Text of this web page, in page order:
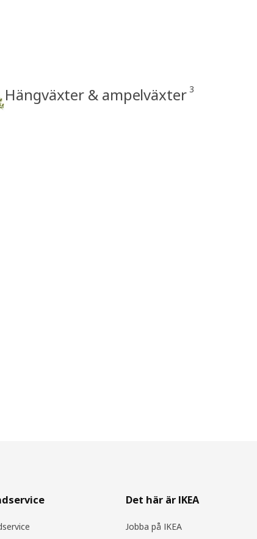
Hängväxter & ampelväxter 3
Det här är IKEA
Jobba på IKEA